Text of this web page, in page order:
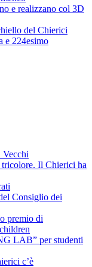
e realizzano col 3D
del Chierici
e 224esimo
Vecchi
tricolore. Il Chierici ha
Consiglio dei
premio di
LAB” per studenti
c’è